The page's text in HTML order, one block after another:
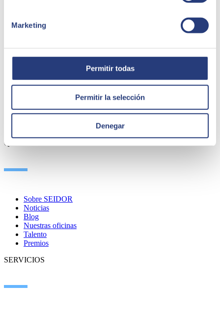
Marketing
Permitir todas
Permitir la selección
Denegar
QUIÉNES SOMOS
Sobre SEIDOR
Noticias
Blog
Nuestras oficinas
Talento
Premios
SERVICIOS